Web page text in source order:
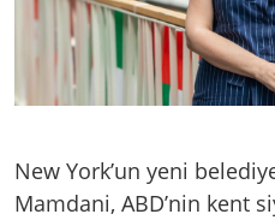
New York’un yeni
Mamdani, ABD’nin kent